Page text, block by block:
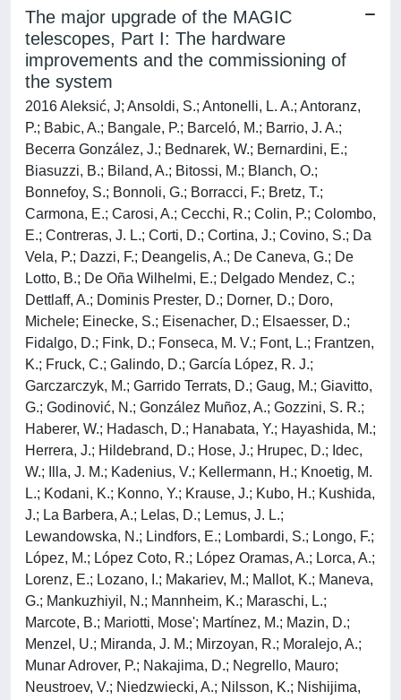
The major upgrade of the MAGIC
telescopes, Part I: The hardware
improvements and the commissioning of
the system
2016 Aleksić, J; Ansoldi, S.; Antonelli, L. A.; Antoranz,
P.; Babic, A.; Bangale, P.; Barceló, M.; Barrio, J. A.;
Becerra González, J.; Bednarek, W.; Bernardini, E.;
Biasuzzi, B.; Biland, A.; Bitossi, M.; Blanch, O.;
Bonnefoy, S.; Bonnoli, G.; Borracci, F.; Bretz, T.;
Carmona, E.; Carosi, A.; Cecchi, R.; Colin, P.; Colombo,
E.; Contreras, J. L.; Corti, D.; Cortina, J.; Covino, S.; Da
Vela, P.; Dazzi, F.; Deangelis, A.; De Caneva, G.; De
Lotto, B.; De Oña Wilhelmi, E.; Delgado Mendez, C.;
Dettlaff, A.; Dominis Prester, D.; Dorner, D.; Doro,
Michele; Einecke, S.; Eisenacher, D.; Elsaesser, D.;
Fidalgo, D.; Fink, D.; Fonseca, M. V.; Font, L.; Frantzen,
K.; Fruck, C.; Galindo, D.; García López, R. J.;
Garczarczyk, M.; Garrido Terrats, D.; Gaug, M.; Giavitto,
G.; Godinović, N.; González Muñoz, A.; Gozzini, S. R.;
Haberer, W.; Hadasch, D.; Hanabata, Y.; Hayashida, M.;
Herrera, J.; Hildebrand, D.; Hose, J.; Hrupec, D.; Idec,
W.; Illa, J. M.; Kadenius, V.; Kellermann, H.; Knoetig, M.
L.; Kodani, K.; Konno, Y.; Krause, J.; Kubo, H.; Kushida,
J.; La Barbera, A.; Lelas, D.; Lemus, J. L.;
Lewandowska, N.; Lindfors, E.; Lombardi, S.; Longo, F.;
López, M.; López Coto, R.; López Oramas, A.; Lorca, A.;
Lorenz, E.; Lozano, I.; Makariev, M.; Mallot, K.; Maneva,
G.; Mankuzhiyil, N.; Mannheim, K.; Maraschi, L.;
Marcote, B.; Mariotti, Mose'; Martínez, M.; Mazin, D.;
Menzel, U.; Miranda, J. M.; Mirzoyan, R.; Moralejo, A.;
Munar Adrover, P.; Nakajima, D.; Negrello, Mauro;
Neustroev, V.; Niedzwiecki, A.; Nilsson, K.; Nishijima,